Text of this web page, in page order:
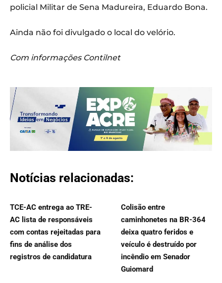
policial Militar de Sena Madureira, Eduardo Bona.
Ainda não foi divulgado o local do velório.
Com informações Contilnet
Notícias relacionadas:
TCE-AC entrega ao TRE-
AC lista de responsáveis
com contas rejeitadas para
fins de análise dos
registros de candidatura
Colisão entre
caminhonetes na BR-364
deixa quatro feridos e
veículo é destruído por
incêndio em Senador
Guiomard